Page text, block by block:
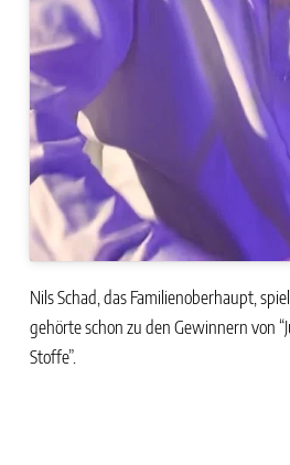
Nils Schad, das Familienoberhaupt,
gehörte schon zu den Gewinnern von
Stoffe”.